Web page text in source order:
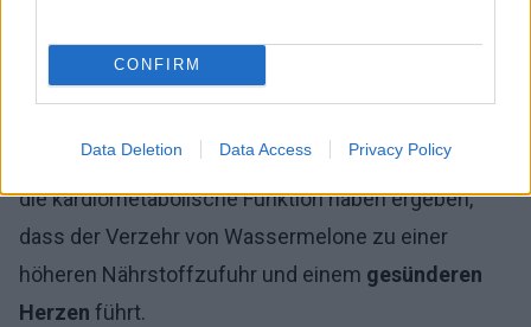
CONFIRM
Data Deletion Data Access Privacy Policy
Wassermelone auf die Qualität der Ernährung und
die kardiometabolische Funktion haben ergeben,
dass der Verzehr von Wassermelone zu einer
höheren Nährstoffzufuhr und einem gesünderen
Herzen führt.